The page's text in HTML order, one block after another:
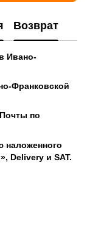
Возврат
Ивано-
Франковской
по
наложенного
Delivery и SAT.